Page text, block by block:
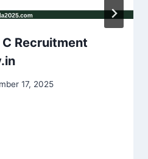
C Recruitment
17, 2025